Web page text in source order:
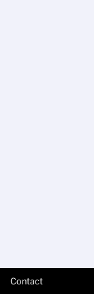
Contact